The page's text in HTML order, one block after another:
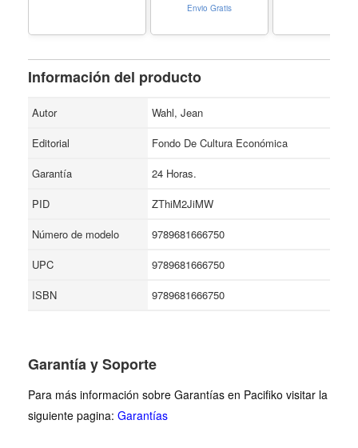
Envio Gratis
Información del producto
Autor
Wahl, Jean
Editorial
Fondo De Cultura Económica
Garantía
24 Horas.
PID
ZThiM2JiMW
Número de modelo
9789681666750
UPC
9789681666750
ISBN
9789681666750
Garantía y Soporte
Para más información sobre Garantías en Pacifiko visitar la
siguiente pagina: Garantías